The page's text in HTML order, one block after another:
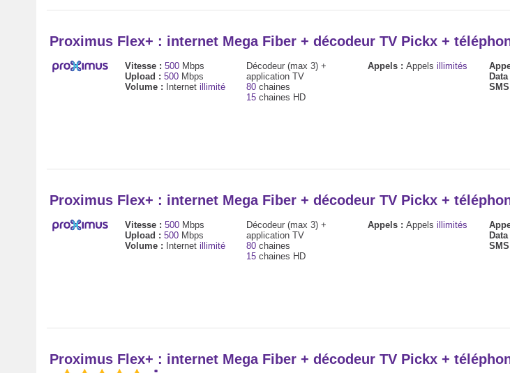
Proximus Flex+ : internet Mega Fiber + décodeur TV Pickx +
Vitesse : 500Mbps
Upload : 500Mbps
Volume :
Internet illimité
Décodeur (max 3) +
application TV
80chaines
15chaines HD
Appels : Appels illimités
Proximus Flex+ : internet Mega Fiber + décodeur TV Pickx +
Vitesse : 500Mbps
Upload : 500Mbps
Volume :
Internet illimité
Décodeur (max 3) +
application TV
80chaines
15chaines HD
Appels : Appels illimités
Proximus Flex+ : internet Mega Fiber + décodeur TV Pickx +